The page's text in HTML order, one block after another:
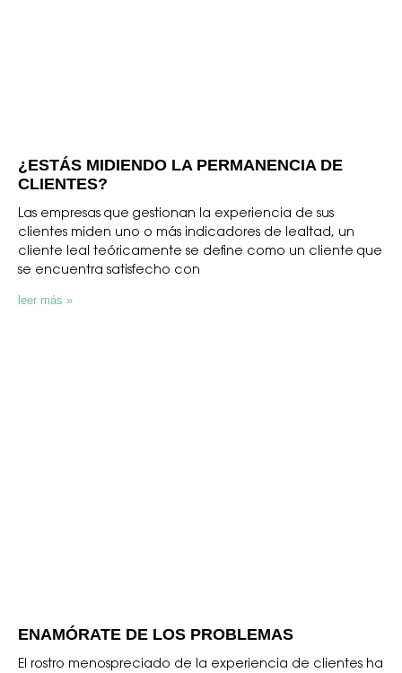
¿ESTÁS MIDIENDO LA PERMANENCIA DE
CLIENTES?
Las empresas que gestionan la experiencia de sus
clientes miden uno o más indicadores de lealtad, un
cliente leal teóricamente se define como un cliente que
se encuentra satisfecho con
leer más »
ENAMÓRATE DE LOS PROBLEMAS
El rostro menospreciado de la experiencia de clientes ha